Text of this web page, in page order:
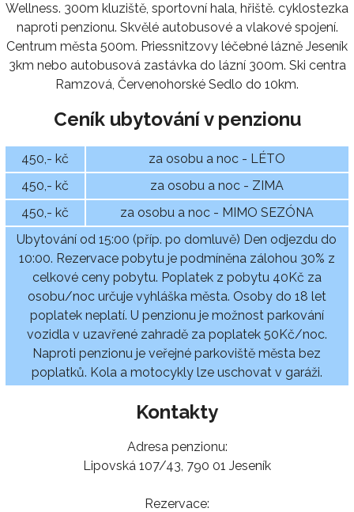
Wellness. 300m kluziště, sportovní hala, hřiště. cyklostezka
naproti penzionu. Skvělé autobusové a vlakové spojení.
Centrum města 500m. Priessnitzovy léčebné lázně Jeseník
3km nebo autobusová zastávka do lázní 300m. Ski centra
Ramzová, Červenohorské Sedlo do 10km.
Ceník ubytování v penzionu
450,- kč
za osobu a noc - LÉTO
450,- kč
za osobu a noc - ZIMA
450,- kč
za osobu a noc - MIMO SEZÓNA
Ubytování od 15:00 (příp. po domluvě) Den odjezdu do
10:00. Rezervace pobytu je podmíněna zálohou 30% z
celkové ceny pobytu. Poplatek z pobytu 40Kč za
osobu/noc určuje vyhláška města. Osoby do 18 let
poplatek neplatí. U penzionu je možnost parkování
vozidla v uzavřené zahradě za poplatek 50Kč/noc.
Naproti penzionu je veřejné parkoviště města bez
poplatků. Kola a motocykly lze uschovat v garáži.
Kontakty
Adresa penzionu:
Lipovská 107/43, 790 01 Jeseník
Rezervace: